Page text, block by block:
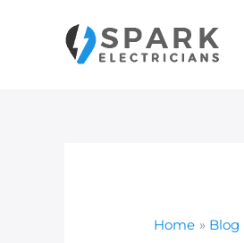
Home Blog